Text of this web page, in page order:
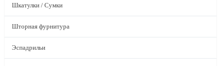
Шкатулки / Сумки
Шторная фурнитура
Эспадрильи